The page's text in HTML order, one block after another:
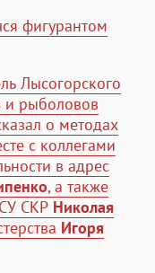
фигурантом
Лысогорского
и рыболовов
о методах
с коллегами
в адрес
, а также
СКР Николая
Игоря